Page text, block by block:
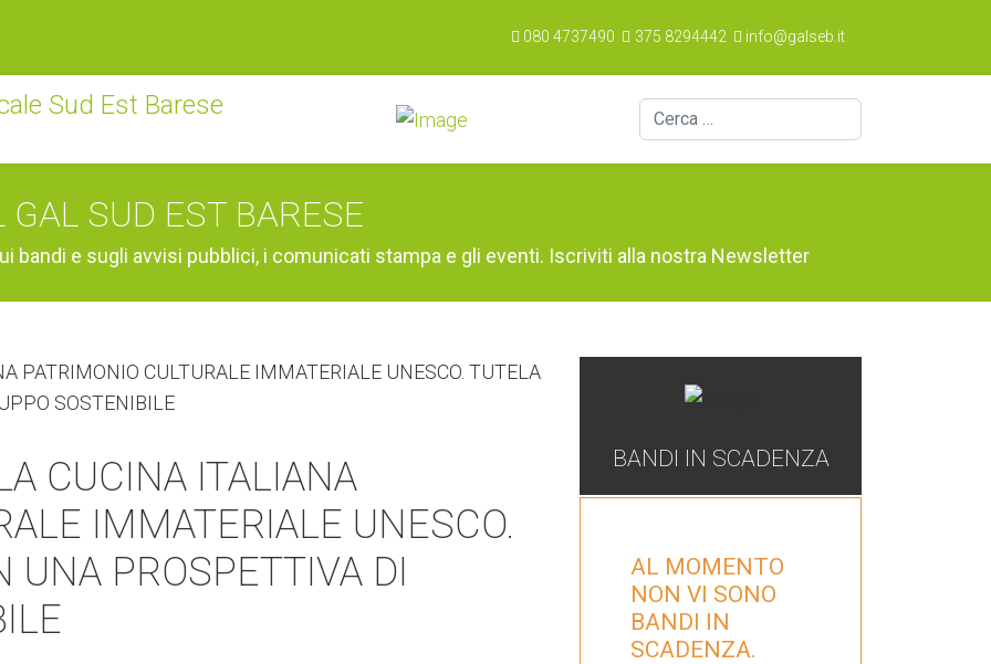
080 4737490 375 8294442 info@galseb.it
Cerca
SUD EST BARESE
bandi e sugli avvisi pubblici, i comunicati stampa e gli eventi. Iscriviti alla nostra Newsletter
CUCINA ITALIANA
IMMATERIALE UNESCO.
UNA PROSPETTIVA DI
BANDI IN SCADENZA
AL MOMENTO
NON VI SONO
BANDI IN
SCADENZA.